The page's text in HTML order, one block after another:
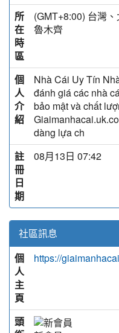
所
在
時
區
(GMT+8:00) 台灣
魯木齊
個
人
介
紹
Nhà Cái Uy Tín
đánh giá các nhà
bảo mật và chất
dàng lựa ch
註
冊
日
期
08月13日 07:42
社區訊息
個
人
主
頁
https://
頭